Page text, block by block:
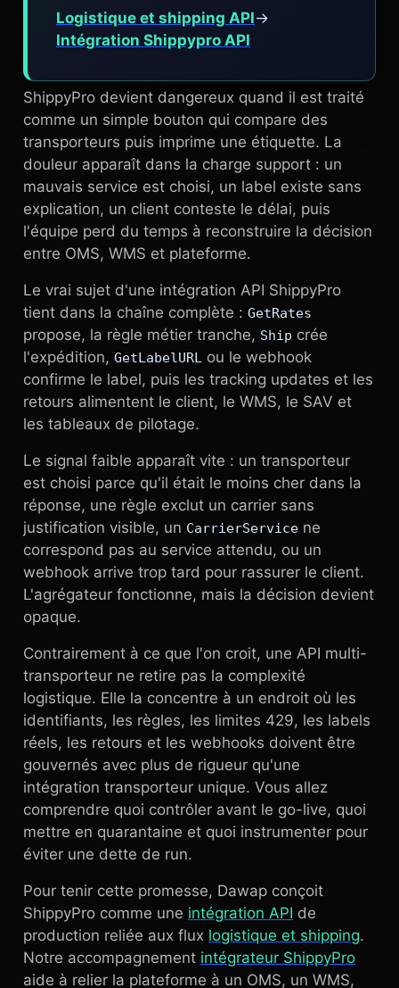
Logistique et shipping API→
Intégration Shippypro API
ShippyPro devient dangereux quand il est traité
comme un simple bouton qui compare des
transporteurs puis imprime une étiquette. La
douleur apparaît dans la charge support : un
mauvais service est choisi, un label existe sans
explication, un client conteste le délai, puis
l'équipe perd du temps à reconstruire la décision
entre OMS, WMS et plateforme.
Le vrai sujet d'une intégration API ShippyPro
tient dans la chaîne complète : GetRates
propose, la règle métier tranche, Ship crée
l'expédition, GetLabelURL ou le webhook
confirme le label, puis les tracking updates et les
retours alimentent le client, le WMS, le SAV et
les tableaux de pilotage.
Le signal faible apparaît vite : un transporteur
est choisi parce qu'il était le moins cher dans la
réponse, une règle exclut un carrier sans
justification visible, un CarrierService ne
correspond pas au service attendu, ou un
webhook arrive trop tard pour rassurer le client.
L'agrégateur fonctionne, mais la décision devient
opaque.
Contrairement à ce que l'on croit, une API multi-
transporteur ne retire pas la complexité
logistique. Elle la concentre à un endroit où les
identifiants, les règles, les limites 429, les labels
réels, les retours et les webhooks doivent être
gouvernés avec plus de rigueur qu'une
intégration transporteur unique. Vous allez
comprendre quoi contrôler avant le go-live, quoi
mettre en quarantaine et quoi instrumenter pour
éviter une dette de run.
Pour tenir cette promesse, Dawap conçoit
ShippyPro comme une intégration API de
production reliée aux flux logistique et shipping.
Notre accompagnement intégrateur ShippyPro
aide à relier la plateforme à un OMS, un WMS,